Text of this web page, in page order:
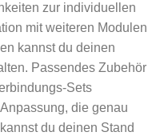
zur individuellen
mit weiteren Modulen
kannst du deinen
Passendes Zubehör
Sets
die genau
du deinen Stand